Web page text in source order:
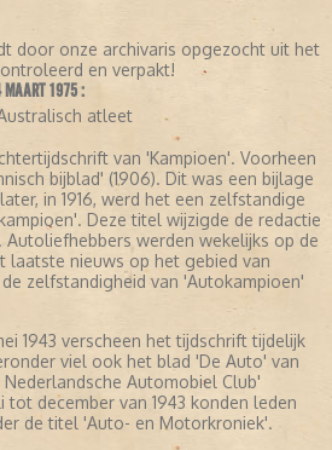
door onze archivaris opgezocht uit het
en verpakt!
MAART 1975 :
atleet
van 'Kampioen'. Voorheen
bijblad' (1906). Dit was een bijlage
in 1916, werd het een zelfstandige
Deze titel wijzigde de redactie
Autoliefhebbers werden wekelijks op de
laatste nieuws op het gebied van
zelfstandigheid van 'Autokampioen'
1943 verscheen het tijdschrift tijdelijk
viel ook het blad 'De Auto' van
Automobiel Club'
tot december van 1943 konden leden
de titel 'Auto- en Motorkroniek'.